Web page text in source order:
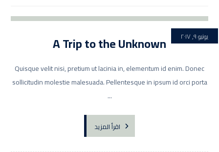
A Trip to the Unknown يونيو ٩, ٢٠١٧
Quisque velit nisi, pretium ut lacinia in, elementum id enim. Donec
sollicitudin molestie malesuada. Pellentesque in ipsum id orci porta
...
اقرأ المزيد